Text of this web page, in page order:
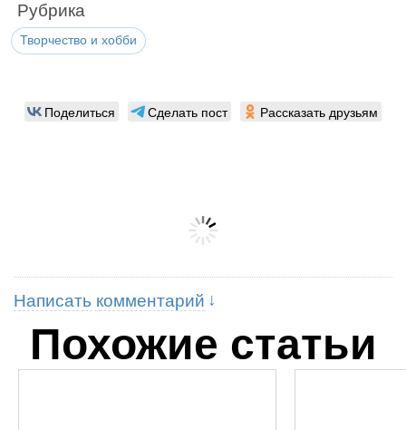
Рубрика
Творчество и хобби
Поделиться Сделать пост Рассказать друзьям
Написать комментарий
Похожие статьи